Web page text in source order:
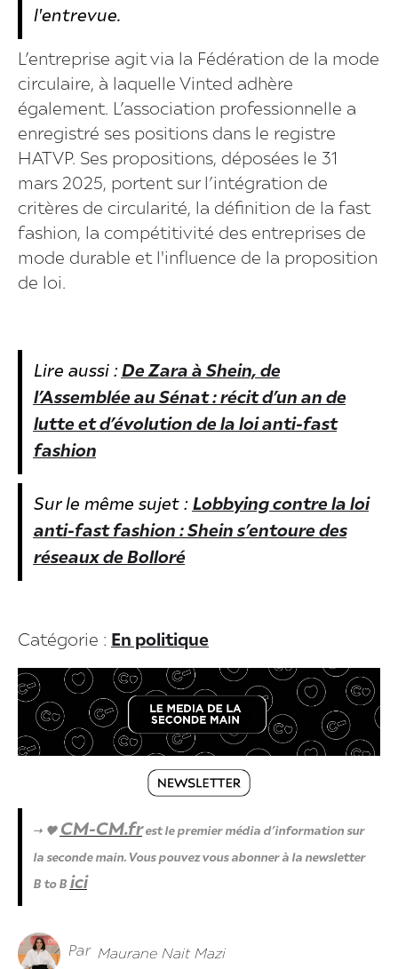
l'entrevue.
L’entreprise agit via la Fédération de la mode
circulaire, à laquelle Vinted adhère
également. L’association professionnelle a
enregistré ses positions dans le registre
HATVP. Ses propositions, déposées le 31
mars 2025, portent sur l’intégration de
critères de circularité, la définition de la fast
fashion, la compétitivité des entreprises de
mode durable et l'influence de la proposition
de loi.
Lire aussi : De Zara à Shein, de
l’Assemblée au Sénat : récit d’un an de
lutte et d’évolution de la loi anti-fast
fashion
Sur le même sujet : Lobbying contre la loi
anti-fast fashion : Shein s’entoure des
réseaux de Bolloré
Catégorie : En politique
→ 🖤 CM-CM.frest le premier média d’information sur
la seconde main. Vous pouvez vous abonner à la newsletter
B to B ici
Par Maurane Nait Mazi